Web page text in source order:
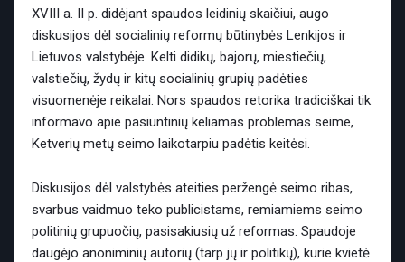
XVIII a. II p. didėjant spaudos leidinių skaičiui, augo
diskusijos dėl socialinių reformų būtinybės Lenkijos ir
Lietuvos valstybėje. Kelti didikų, bajorų, miestiečių,
valstiečių, žydų ir kitų socialinių grupių padėties
visuomenėje reikalai. Nors spaudos retorika tradiciškai tik
informavo apie pasiuntinių keliamas problemas seime,
Ketverių metų seimo laikotarpiu padėtis keitėsi.
Diskusijos dėl valstybės ateities peržengė seimo ribas,
svarbus vaidmuo teko publicistams, remiamiems seimo
politinių grupuočių, pasisakiusių už reformas. Spaudoje
daugėjo anoniminių autorių (tarp jų ir politikų), kurie kvietė